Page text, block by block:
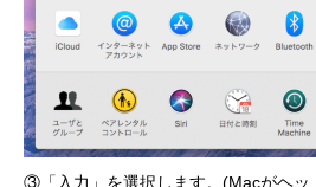
③「入力」を選択します。(Macがヘッ